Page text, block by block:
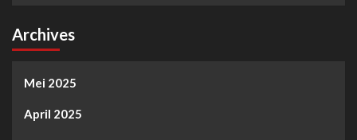
Archives
Mei 2025
April 2025